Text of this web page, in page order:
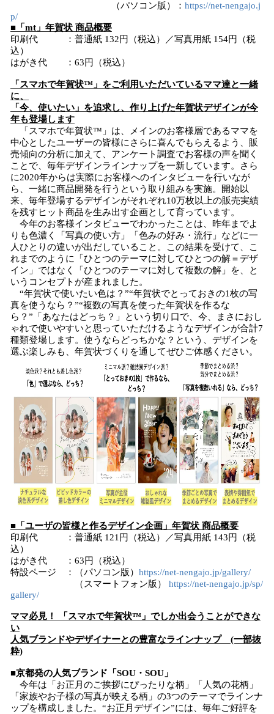
（パソコン版）： https://net-nengajo.j
p/
■「mt」年賀状 商品概要
印刷代 ：普通紙 132円（税込）／写真用紙 154円（税
込）
はがき代 ：63円（税込）
「スマホで年賀状™」をご利用いただいているママ達と一緒
に、
「今、使いたい」を追求し、作り上げた年賀状デザインが今
年も登場します
「スマホで年賀状™」は、メインのお客様層であるママを
中心としたユーザーの皆様にさらに喜んでもらえるよう、販
売傾向の分析に加えて、アンケート調査でお客様の声を聞く
ことで、毎年デザインラインナップを一新しています。さら
に2020年からは実際にお客様へのインタビューを行いなが
ら、一緒に商品開発を行うという取り組みを実施。開始以
来、毎年登場するデザインがそれぞれ10万枚以上の販売実績
を残すヒット商品を生み出す企画として育っています。
今年のお客様インタビューでわかったことは、昨年までよ
りも色濃く「写真の使い方」「色みの好み・流行」などに一
人ひとりの違いが出だしていること。この結果を受けて、こ
れまでのように「ひとつのテーマに対してひとつの解＝デザ
イン」ではなく「ひとつのテーマに対して複数の解」を、と
いうコンセプトが産まれました。
“年賀状で使いたい色は？”“年賀状でとっておきの1枚の写
真を使うなら？”“複数の写真を使った年賀状を作るな
ら？”「あなたはどっち？」という切り口で、今、まさにおし
ゃれで使いやすいと思っていただけるようなデザインが合計7
種類登場します。使うならどっちかな？という、デザインを
選ぶ楽しみも、年賀状づくりを通してぜひご体感ください。
■「ユーザの皆様と作るデザイン企画」年賀状 商品概要
印刷代 ：普通紙 121円（税込）／写真用紙 143円（税
込）
はがき代 ：63円（税込）
特設ページ ：（パソコン版） https://net-nengajo.jp/gallery/
（スマートフォン版） https://net-nengajo.jp/sp/
gallery/
ママ必見！ 「スマホで年賀状™」でしか出会うことができな
い
人気ブランドやデザイナーとの豊富なラインナップ (一部抜
粋)
■京都発の人気ブランド「SOU・SOU」
今年は「お正月のご挨拶にぴったりな柄」「人気の花柄」
「家族やお子様の写真が映える柄」の3つのテーマでラインナ
ップを構成しました。“お正月デザイン”には、毎年ご好評を